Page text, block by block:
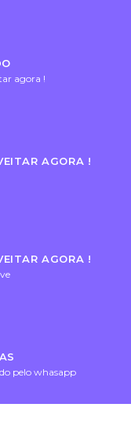
agora !
AGORA !
AGORA !
pelo whasapp